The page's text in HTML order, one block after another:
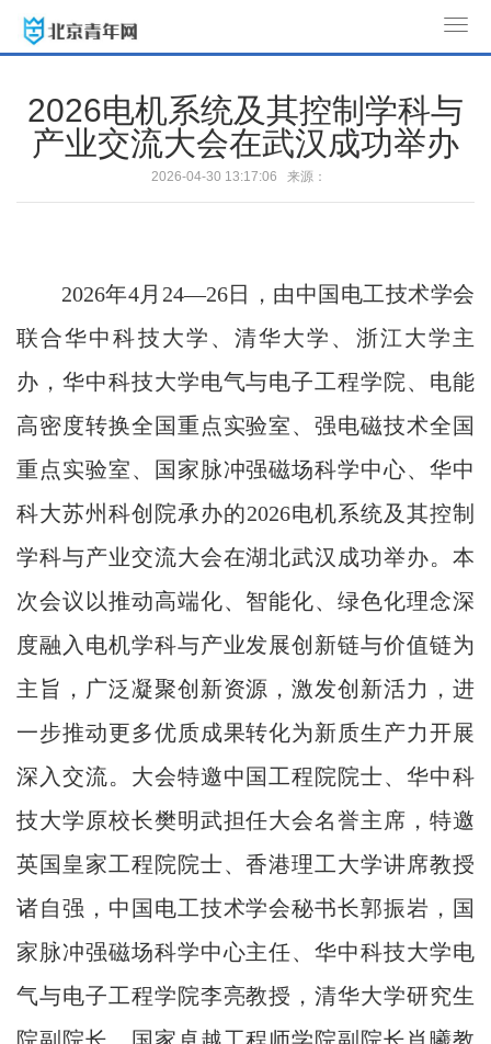
o
g
a
i
o
n
2026电机系统及其控制学科与
产业交流大会在武汉成功举办
2026-04-30 13:17:06 来源：
2026年4月24—26日，由中国电工技术学会
联合华中科技大学、清华大学、浙江大学主
办，华中科技大学电气与电子工程学院、电能
高密度转换全国重点实验室、强电磁技术全国
重点实验室、国家脉冲强磁场科学中心、华中
科大苏州科创院承办的2026电机系统及其控制
学科与产业交流大会在湖北武汉成功举办。本
次会议以推动高端化、智能化、绿色化理念深
度融入电机学科与产业发展创新链与价值链为
主旨，广泛凝聚创新资源，激发创新活力，进
一步推动更多优质成果转化为新质生产力开展
深入交流。大会特邀中国工程院院士、华中科
技大学原校长樊明武担任大会名誉主席，特邀
英国皇家工程院院士、香港理工大学讲席教授
诸自强，中国电工技术学会秘书长郭振岩，国
家脉冲强磁场科学中心主任、华中科技大学电
气与电子工程学院李亮教授，清华大学研究生